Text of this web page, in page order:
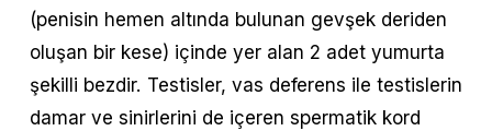
(penisin hemen altında bulunan gevşek deriden
oluşan bir kese) içinde yer alan 2 adet yumurta
şekilli bezdir. Testisler, vas deferens ile testislerin
damar ve sinirlerini de içeren spermatik kord